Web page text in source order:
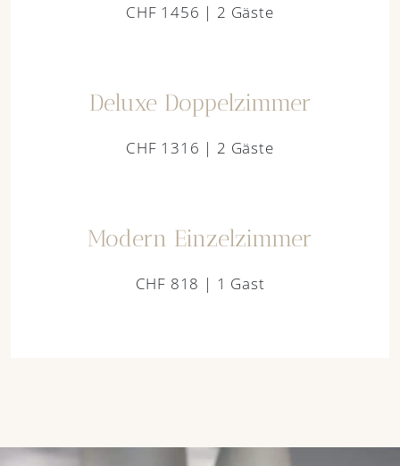
CHF 1456 | 2 Gäste
Deluxe Doppelzimmer
CHF 1316 | 2 Gäste
Modern Einzelzimmer
CHF 818 | 1 Gast